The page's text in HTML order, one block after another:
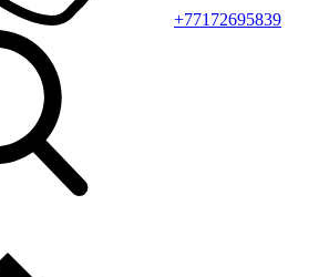
+77172695839